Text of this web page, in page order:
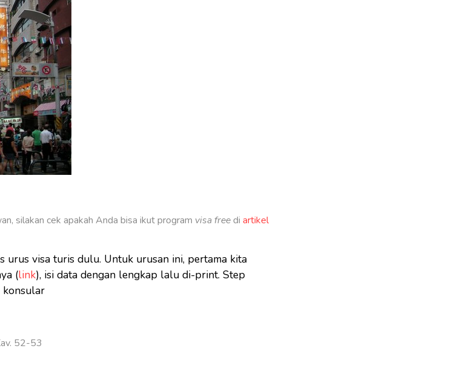
silakan cek apakah Anda bisa ikut program visa freedi artikel
urus visa turis dulu. Untuk urusan ini, pertama kita
(link), isi data dengan lengkap lalu di-print. Step
52-53